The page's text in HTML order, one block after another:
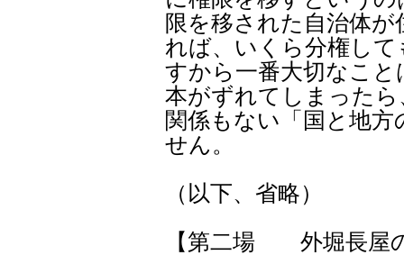
限を移された自治体
れば、いくら分権し
すから一番大切なこ
本がずれてしまった
関係もない「国と地
せん。
（以下、省略）
【第二場 外堀長屋